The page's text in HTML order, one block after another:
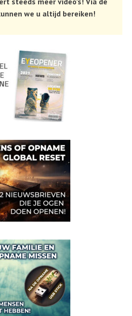
we u altijd bereiken!